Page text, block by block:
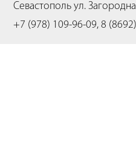
Севастополь ул.
+7 (978) 109-96-09, 8